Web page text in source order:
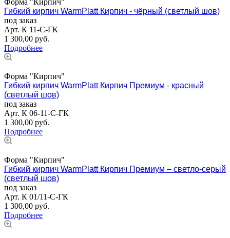
Форма "Кирпич"
Гибкий кирпич WarmPlatt Кирпич - чёрный (светлый шов)
под заказ
Арт. К 11-С-ГК
1 300,00 руб.
Подробнее
Форма "Кирпич"
Гибкий кирпич WarmPlatt Кирпич Премиум - красный
(светлый шов)
под заказ
Арт. К 06-11-С-ГК
1 300,00 руб.
Подробнее
Форма "Кирпич"
Гибкий кирпич WarmPlatt Кирпич Премиум – светло-серый
(светлый шов)
под заказ
Арт. К 01/11-С-ГК
1 300,00 руб.
Подробнее